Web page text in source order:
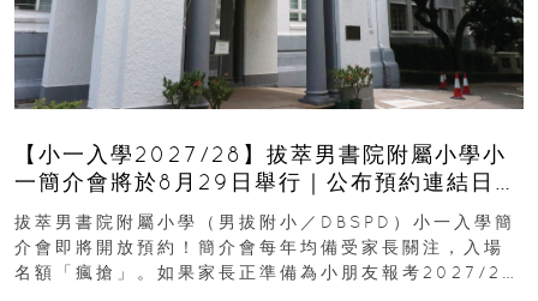
【小一入學2027/28】拔萃男書院附屬小學小
一簡介會將於8月29日舉行｜公布預約連結日期
｜更設有網上重溫
拔萃男書院附屬小學（男拔附小／DBSPD）小一入學簡
介會即將開放預約！簡介會每年均備受家長關注，入場
名額「瘋搶」。如果家長正準備為小朋友報考2027/28